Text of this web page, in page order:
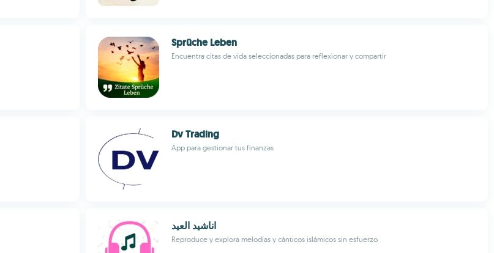
Sprüche Leben
Encuentra citas de vida seleccionadas para reflexionar y compartir
Dv Trading
App para gestionar tus finanzas
اناشيد ‏العيد
Reproduce y explora melodías y cánticos islámicos sin esfuerzo